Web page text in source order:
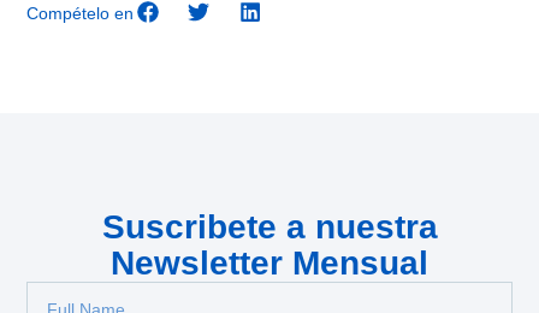
Compételo en
Suscribete a nuestra
Newsletter Mensual